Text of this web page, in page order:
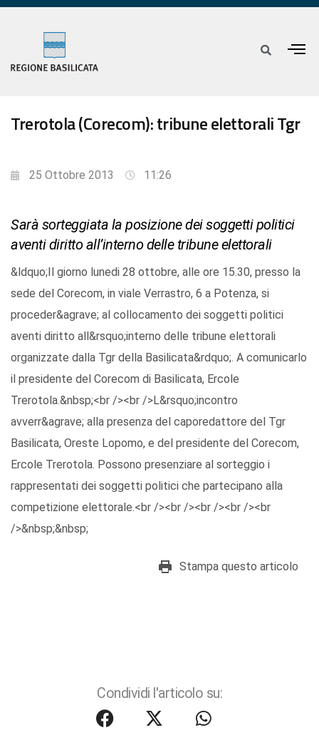
Trerotola (Corecom): tribune elettorali Tgr
25 Ottobre 2013 11:26
Sarà sorteggiata la posizione dei soggetti politici
aventi diritto all’interno delle tribune elettorali
&ldquo;Il giorno lunedi 28 ottobre, alle ore 15.30, presso la
sede del Corecom, in viale Verrastro, 6 a Potenza, si
proceder&agrave; al collocamento dei soggetti politici
aventi diritto all&rsquo;interno delle tribune elettorali
organizzate dalla Tgr della Basilicata&rdquo;. A comunicarlo
il presidente del Corecom di Basilicata, Ercole
Trerotola.&nbsp;<br /><br />L&rsquo;incontro
avverr&agrave; alla presenza del caporedattore del Tgr
Basilicata, Oreste Lopomo, e del presidente del Corecom,
Ercole Trerotola. Possono presenziare al sorteggio i
rappresentati dei soggetti politici che partecipano alla
competizione elettorale.<br /><br /><br /><br /><br
/>&nbsp;&nbsp;
Stampa questo articolo
Condividi l'articolo su: